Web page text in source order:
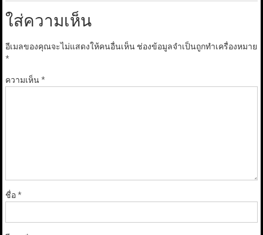
ใส่ความเห็น
อีเมลของคุณจะไม่แสดงให้คนอื่นเห็น ช่องข้อมูลจำเป็นถูกทำเครื่องหมาย
*
ความเห็น*
ชื่อ*